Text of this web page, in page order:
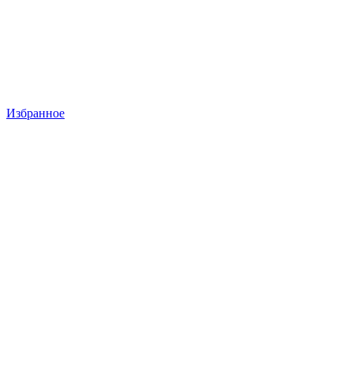
Избранное